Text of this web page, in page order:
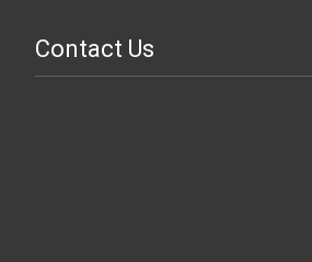
Contact Us